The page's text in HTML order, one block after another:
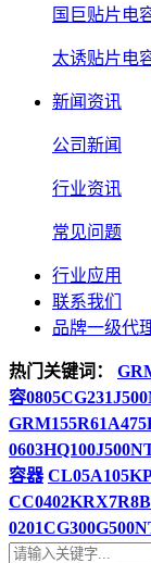
国巨贴片电
太诱贴片电
新闻资讯
公司新闻
行业资讯
常见问题
行业应用
联系我们
品牌一级代
热门关键词：
容
容器